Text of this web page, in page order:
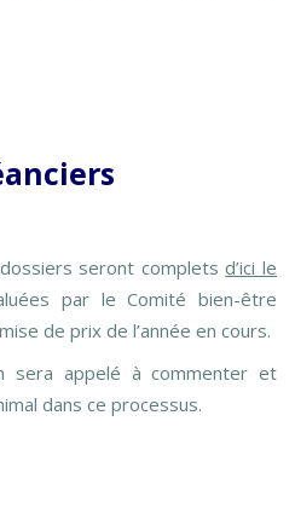
seront completsd’ici le
par le Comité bien-être
de prix de l’année en cours.
sera appelé à commenter et
dans ce processus.